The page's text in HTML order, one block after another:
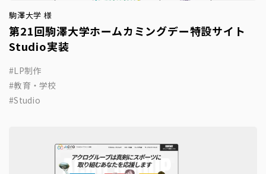
駒澤大学 様
第21回駒澤大学ホームカミングデー特設サイト
Studio実装
LP制作
教育・学校
Studio